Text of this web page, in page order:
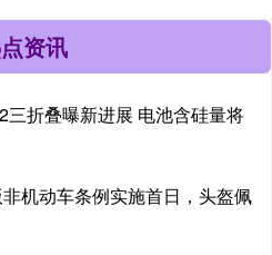
资讯
三折叠曝新进展 电池含硅量将
机动车条例实施首日，头盔佩